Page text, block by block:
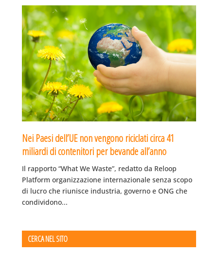
Nei Paesi dell’UE non vengono riciclati circa 41
miliardi di contenitori per bevande all’anno
Il rapporto “What We Waste”, redatto da Reloop
Platform organizzazione internazionale senza scopo
di lucro che riunisce industria, governo e ONG che
condividono...
CERCA NEL SITO